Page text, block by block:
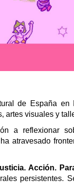
de España en
artes visuales y
a reflexionar
atravesado
Acción.
persistentes.